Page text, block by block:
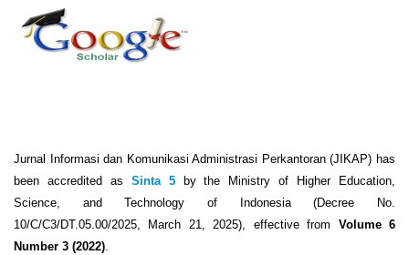
Jurnal Informasi dan Komunikasi Administrasi Perkantoran (JIKAP) has
been accredited as Sinta 5by the Ministry of Higher Education,
Science, and Technology of Indonesia (Decree No.
10/C/C3/DT.05.00/2025, March 21, 2025), effective from Volume 6
Number 3 (2022).